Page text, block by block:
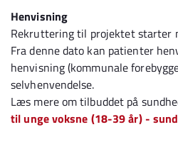
Henvisning
Rekruttering til projektet starter
Fra denne dato kan patienter
henvisning (kommunale
selvhenvendelse.
Læs mere om tilbuddet på
til unge voksne (18-39 år) -